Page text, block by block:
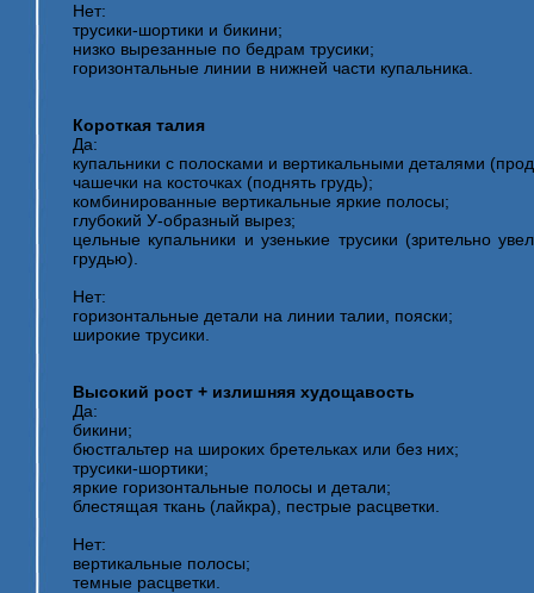
Нет:
трусики-шортики и бикини;
низко вырезанные по бедрам трусики;
горизонтальные линии в нижней части купальника.
Короткая талия
Да:
купальники с полосками и вертикальными деталями
чашечки на косточках (поднять грудь);
комбинированные вертикальные яркие полосы;
глубокий У-образный вырез;
цельные купальники и узенькие трусики (зрительно
грудью).
Нет:
горизонтальные детали на линии талии, пояски;
широкие трусики.
Высокий рост + излишняя худощавость
Да:
бикини;
бюстгальтер на широких бретельках или без них;
трусики-шортики;
яркие горизонтальные полосы и детали;
блестящая ткань (лайкра), пестрые расцветки.
Нет:
вертикальные полосы;
темные расцветки.